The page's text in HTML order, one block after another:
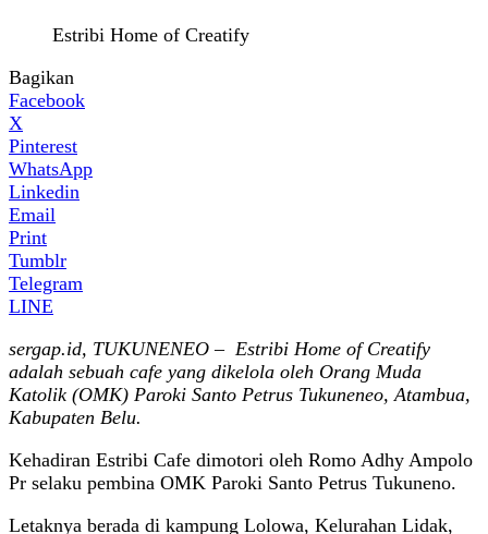
Estribi Home of Creatify
Bagikan
Facebook
X
Pinterest
WhatsApp
Linkedin
Email
Print
Tumblr
Telegram
LINE
sergap.id, TUKUNENEO – Estribi Home of Creatify
adalah sebuah cafe yang dikelola oleh Orang Muda
Katolik (OMK) Paroki Santo Petrus Tukuneneo, Atambua,
Kabupaten Belu.
Kehadiran Estribi Cafe dimotori oleh Romo Adhy Ampolo
Pr selaku pembina OMK Paroki Santo Petrus Tukuneno.
Letaknya berada di kampung Lolowa, Kelurahan Lidak,